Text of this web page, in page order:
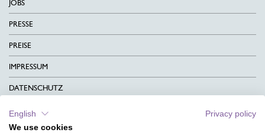
JOBS
PRESSE
PREISE
IMPRESSUM
DATENSCHUTZ
KONTAKT
AGB
English
Privacy policy
We use cookies